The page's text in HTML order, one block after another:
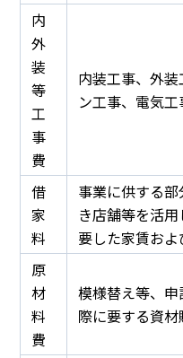
内
外
装
等
工
事
費
内装工事、外
ン工事、電気工
借
家
料
事業に供する
き店舗等を活
要した家賃およ
原
材
料
費
模様替え等、
際に要する資材